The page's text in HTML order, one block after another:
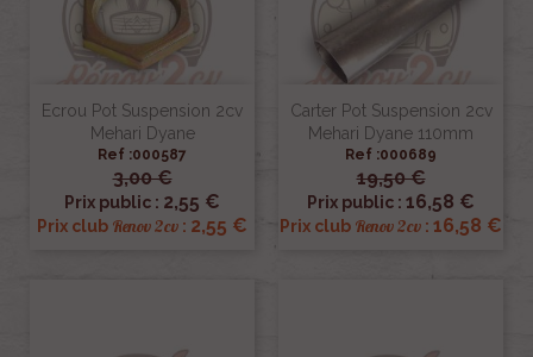
Ecrou Pot Suspension 2cv
Mehari Dyane
Ref :000587
3,00 €
Prix public : 2,55 €
Prix club Renov 2cv : 2,55 €
Carter Pot Suspension 2cv
Mehari Dyane 110mm
Ref :000689
19,50 €
Prix public : 16,58 €
Prix club Renov 2cv : 16,58 €